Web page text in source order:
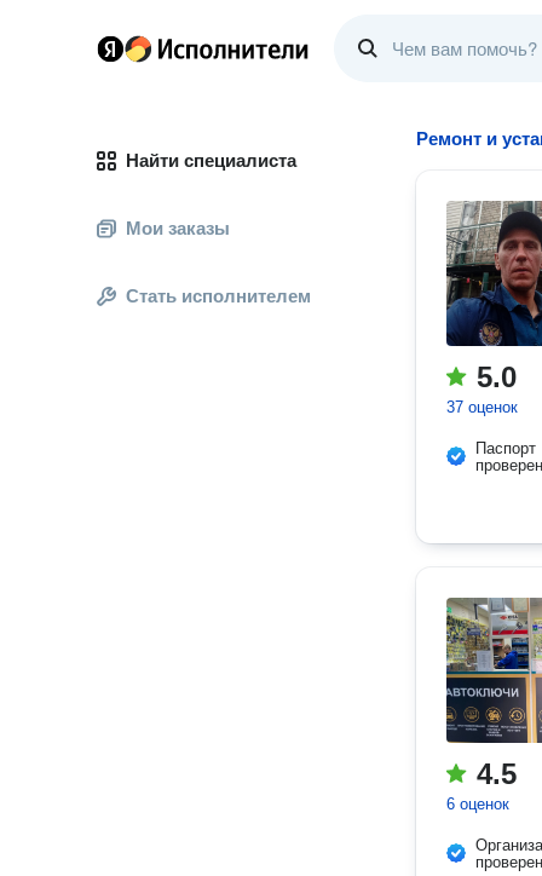
Найти специалиста
Мои заказы
Стать исполнителем
Ремонт и
5.0
37 оценок
Паспорт
проверен
4.5
6 оценок